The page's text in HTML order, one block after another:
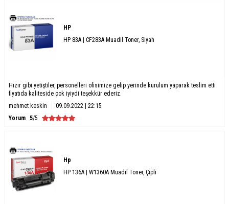
HP
HP 83A | CF283A Muadil Toner, Siyah
Hızır gibi yetiştiler, personelleri ofisimize gelip yerinde kurulum yaparak teslim etti
fiyatıda kaliteside çok iyiydi teşekkür ederiz.
mehmet keskin
09.09.2022 | 22:15
Yorum 5/5
Hp
HP 136A | W1360A Muadil Toner, Çipli